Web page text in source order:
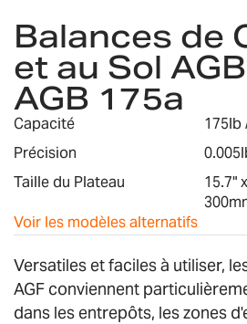
the
beginning
of
the
images
Balances de
et au Sol
AGB 175a
Capacité
175lb
Précision
Taille du Plateau
15.7"
Voir les modèles alternatifs
Versatiles et faciles à utiliser,
AGF conviennent
dans les entrepôts, les zones